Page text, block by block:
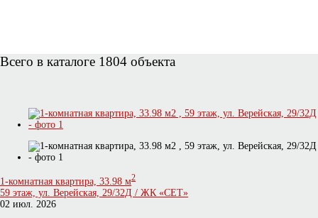
Всего в каталоге 1804 объекта
1-комнатная квартира, 33.98 м2
59 этаж, ул. Верейская, 29/32Д / ЖК «СЕТ»
02 июл. 2026